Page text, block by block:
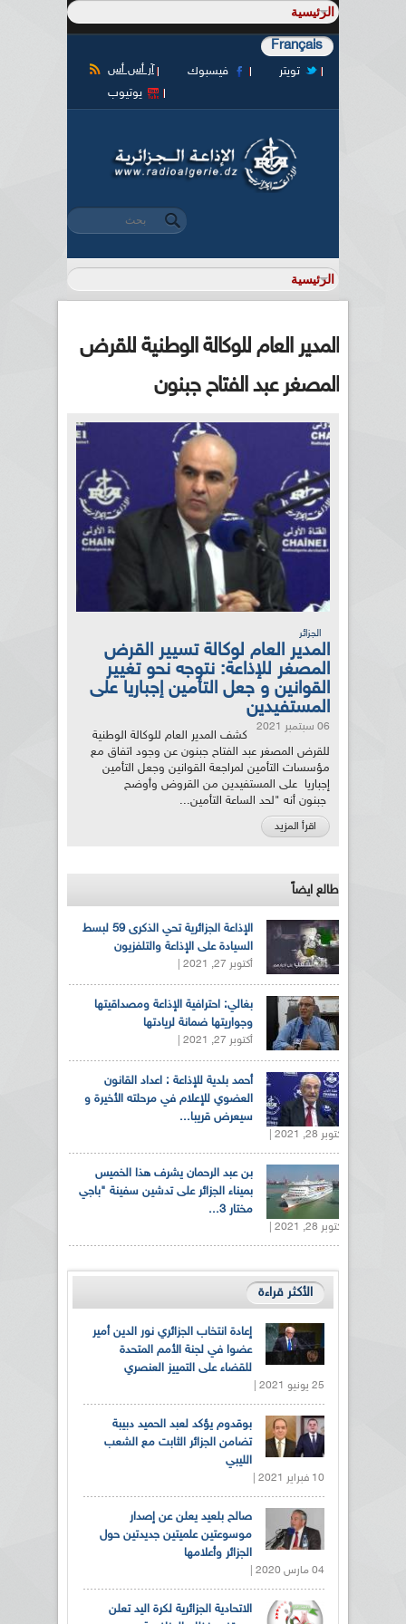
Français
آر أس أس فيسبوك
تويتر
يوتيوب
استمارة البحث
‏بحث ‏
المدير العام للوكالة الوطنية للقرض
المصغر عبد الفتاح جبنون
الجزائر
المدير العام لوكالة تسيير القرض
المصغر للإذاعة: نتوجه نحو تغيير
القوانين و جعل التأمين إجباريا على
المستفيدين
06 سبتمبر 2021
كشف المدير العام للوكالة الوطنية
للقرض المصغر عبد الفتاح جبنون عن وجود اتفاق مع
مؤسسات التأمين لمراجعة القوانين وجعل التأمين
إجباريا على المستفيدين من القروض وأوضح
جبنون أنه "لحد الساعة التأمين...
اقرأ المزيد
طالع ايضاً
الإذاعة الجزائرية تحي الذكرى 59 لبسط
السيادة على الإذاعة والتلفزيون
أكتوبر 27, 2021 |
بغالي: احترافية الإذاعة ومصداقيتها
وجواريتها ضمانة لريادتها
أكتوبر 27, 2021 |
أحمد بلدية للإذاعة : اعداد القانون
العضوي للإعلام في مرحلته الأخيرة و
سيعرض قريبا...
أكتوبر 28, 2021 |
بن عبد الرحمان يشرف هذا الخميس
بميناء الجزائر على تدشين سفينة "باجي
مختار 3...
أكتوبر 28, 2021 |
الأكثر قراءة
إعادة انتخاب الجزائري نور الدين أمير
عضوا في لجنة الأمم المتحدة
للقضاء على التمييز العنصري
25 يونيو 2021 |
بوقدوم يؤكد لعبد الحميد دبيبة
تضامن الجزائر الثابت مع الشعب
الليبي
10 فبراير 2021 |
صالح بلعيد يعلن عن إصدار
موسوعتين علميتين جديدتين حول
الجزائر وأعلامها
04 مارس 2020 |
الاتحادية الجزائرية لكرة اليد تعلن